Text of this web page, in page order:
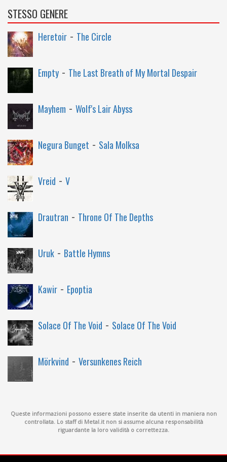
STESSO GENERE
Heretoir - The Circle
Empty - The Last Breath of My Mortal Despair
Mayhem - Wolf's Lair Abyss
Negura Bunget - Sala Molksa
Vreid - V
Drautran - Throne Of The Depths
Uruk - Battle Hymns
Kawir - Epoptia
Solace Of The Void - Solace Of The Void
Mörkvind - Versunkenes Reich
Queste informazioni possono essere state inserite da utenti in maniera non
controllata. Lo staff di Metal.it non si assume alcuna responsabilità
riguardante la loro validità o correttezza.